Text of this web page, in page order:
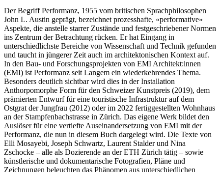
Der Begriff Performanz, 1955 vom britischen Sprachphilosophen
John L. Austin geprägt, bezeichnet prozesshafte, «performative»
Aspekte, die anstelle starrer Zustände und festgeschriebener Normen
ins Zentrum der Betrachtung rücken. Er hat Eingang in
unterschiedlichste Bereiche von Wissenschaft und Technik gefunden
und taucht in jüngerer Zeit auch im architektonischen Kontext auf.
In den Bau- und Forschungsprojekten von EMI Architekt:innen
(EMI) ist Performanz seit Langem ein wiederkehrendes Thema.
Besonders deutlich sichtbar wird dies in der Installation
Anthorpomorphe Form für den Schweizer Kunstpreis (2019), dem
prämierten Entwurf für eine touristische Infrastruktur auf dem
Ostgrat der Jungfrau (2012) oder im 2022 fertiggestellten Wohnhaus
an der Stampfenbachstrasse in Zürich. Das eigene Werk bildet den
Auslöser für eine vertiefte Auseinandersetzung von EMI mit der
Performanz, die nun in diesem Buch dargelegt wird. Die Texte von
Elli Mosayebi, Joseph Schwartz, Laurent Stalder und Nina
Zschocke – alle als Dozierende an der ETH Zürich tätig – sowie
künstlerische und dokumentarische Fotografien, Pläne und
Zeichnungen beleuchten das Phänomen aus unterschiedlichen